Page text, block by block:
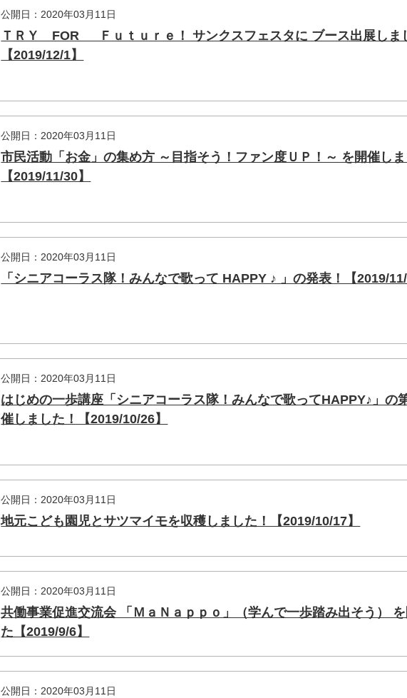
公開日：2020年03月11日
ＴＲＹ FOR Ｆｕｔｕｒｅ！ サンクスフェスタに ブース出展しま
【2019/12/1】
公開日：2020年03月11日
市民活動「お金」の集め方 ～目指そう！ファン度ＵＰ！～ を開催しま
【2019/11/30】
公開日：2020年03月11日
「シニアコーラス隊！みんなで歌って HAPPY ♪ 」の発表！【2019/11/
公開日：2020年03月11日
はじめの一歩講座「シニアコーラス隊！みんなで歌ってHAPPY♪」の
催しました！【2019/10/26】
公開日：2020年03月11日
地元こども園児とサツマイモを収穫しました！【2019/10/17】
公開日：2020年03月11日
共働事業促進交流会 「ＭａＮａｐｐｏ」（学んで一歩踏み出そう）
た【2019/9/6】
公開日：2020年03月11日